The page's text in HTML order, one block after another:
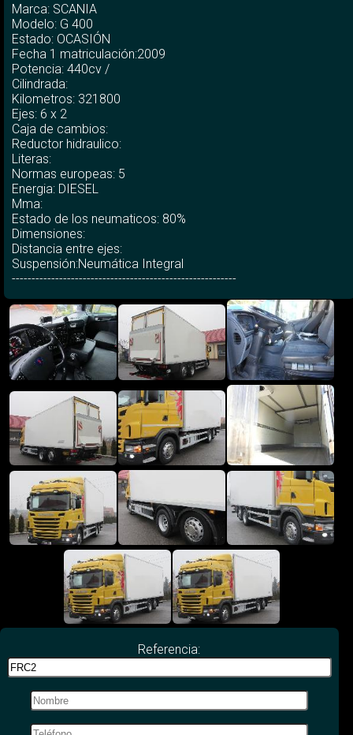
Marca: SCANIA
Modelo: G 400
Estado: OCASIÓN
Fecha 1 matriculación:2009
Potencia: 440cv /
Cilindrada:
Kilometros: 321800
Ejes: 6 x 2
Caja de cambios:
Reductor hidraulico:
Literas:
Normas europeas: 5
Energia: DIESEL
Mma:
Estado de los neumaticos: 80%
Dimensiones:
Distancia entre ejes:
Suspensión:Neumática Integral
---------------------------------------------------------
Referencia: